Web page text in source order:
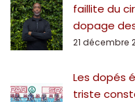
faillite du
dopage
21 décembre
Les dopés
triste